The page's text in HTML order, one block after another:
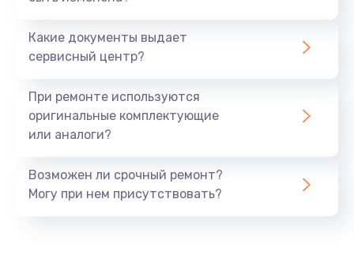
800 руб.
Замена кнопок
Какие документы выдает
сервисный центр?
При ремонте используются
оригинальные комплектующие
или аналоги?
Возможен ли срочный ремонт?
Могу при нем присутствовать?